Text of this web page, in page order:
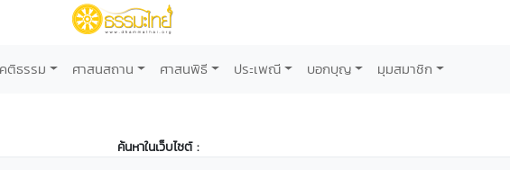
คติธรรม ศาสนสถาน ศาสนพิธี ประเพณี บอกบุญ มุมสมาชิก
ค้นหาในเว็บไซต์ :